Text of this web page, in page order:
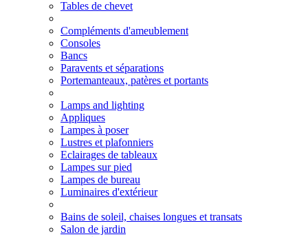
Tables de chevet
Compléments d'ameublement
Consoles
Bancs
Paravents et séparations
Portemanteaux, patères et portants
Lamps and lighting
Appliques
Lampes à poser
Lustres et plafonniers
Eclairages de tableaux
Lampes sur pied
Lampes de bureau
Luminaires d'extérieur
Bains de soleil, chaises longues et transats
Salon de jardin